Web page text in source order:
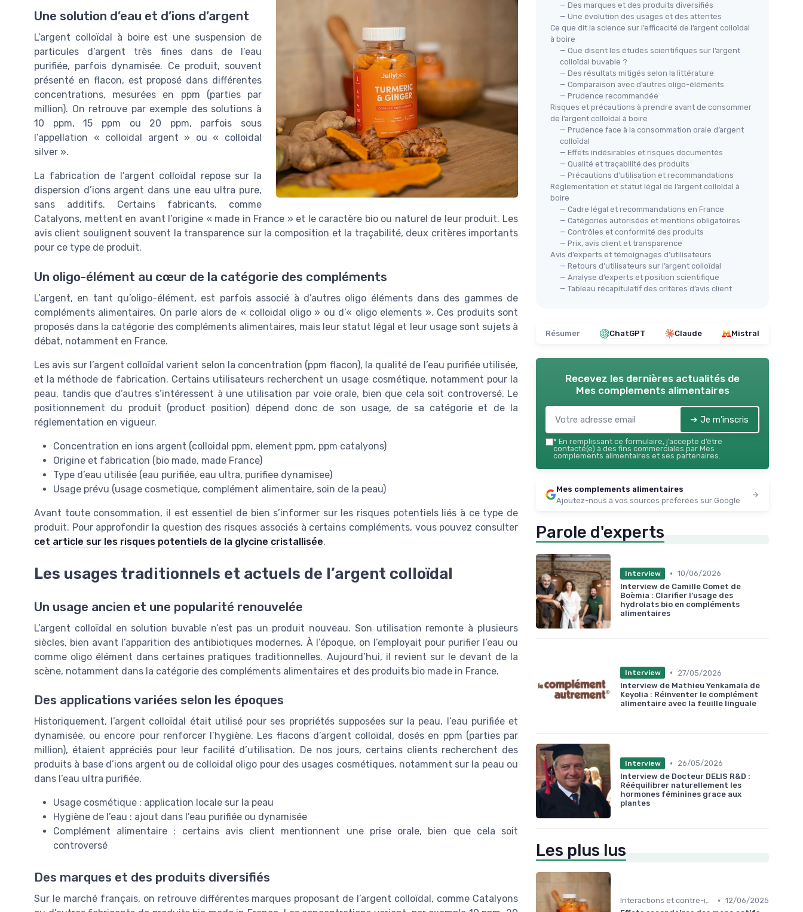
Une solution d’eau et d’ions d’argent
L’argent colloïdal à boire est une suspension de
particules d’argent très fines dans de l’eau
purifiée, parfois dynamisée. Ce produit, souvent
présenté en flacon, est proposé dans différentes
concentrations, mesurées en ppm (parties par
million). On retrouve par exemple des solutions à
10 ppm, 15 ppm ou 20 ppm, parfois sous
l’appellation « colloidal argent » ou « colloidal
silver ».
La fabrication de l’argent colloïdal repose sur la
dispersion d’ions argent dans une eau ultra pure,
sans additifs. Certains fabricants, comme
Catalyons, mettent en avant l’origine « made in France » et le caractère bio ou naturel de leur produit. Les
avis client soulignent souvent la transparence sur la composition et la traçabilité, deux critères importants
pour ce type de produit.
Un oligo-élément au cœur de la catégorie des compléments
L’argent, en tant qu’oligo-élément, est parfois associé à d’autres oligo éléments dans des gammes de
compléments alimentaires. On parle alors de « colloidal oligo » ou d’« oligo elements ». Ces produits sont
proposés dans la catégorie des compléments alimentaires, mais leur statut légal et leur usage sont sujets à
débat, notamment en France.
Les avis sur l’argent colloïdal varient selon la concentration (ppm flacon), la qualité de l’eau purifiée utilisée,
et la méthode de fabrication. Certains utilisateurs recherchent un usage cosmétique, notamment pour la
peau, tandis que d’autres s’intéressent à une utilisation par voie orale, bien que cela soit controversé. Le
positionnement du produit (product position) dépend donc de son usage, de sa catégorie et de la
réglementation en vigueur.
Concentration en ions argent (colloidal ppm, element ppm, ppm catalyons)
Origine et fabrication (bio made, made France)
Type d’eau utilisée (eau purifiée, eau ultra, purifiee dynamisee)
Usage prévu (usage cosmetique, complément alimentaire, soin de la peau)
Avant toute consommation, il est essentiel de bien s’informer sur les risques potentiels liés à ce type de
produit. Pour approfondir la question des risques associés à certains compléments, vous pouvez consulter
cet article sur les risques potentiels de la glycine cristallisée.
Les usages traditionnels et actuels de l’argent colloïdal
Un usage ancien et une popularité renouvelée
L’argent colloïdal en solution buvable n’est pas un produit nouveau. Son utilisation remonte à plusieurs
siècles, bien avant l’apparition des antibiotiques modernes. À l’époque, on l’employait pour purifier l’eau ou
comme oligo élément dans certaines pratiques traditionnelles. Aujourd’hui, il revient sur le devant de la
scène, notamment dans la catégorie des compléments alimentaires et des produits bio made in France.
Des applications variées selon les époques
Historiquement, l’argent colloïdal était utilisé pour ses propriétés supposées sur la peau, l’eau purifiée et
dynamisée, ou encore pour renforcer l’hygiène. Les flacons d’argent colloïdal, dosés en ppm (parties par
million), étaient appréciés pour leur facilité d’utilisation. De nos jours, certains clients recherchent des
produits à base d’ions argent ou de colloidal oligo pour des usages cosmétiques, notamment sur la peau ou
dans l’eau ultra purifiée.
Usage cosmétique : application locale sur la peau
Hygiène de l’eau : ajout dans l’eau purifiée ou dynamisée
Complément alimentaire : certains avis client mentionnent une prise orale, bien que cela soit
controversé
Des marques et des produits diversifiés
Sur le marché français, on retrouve différentes marques proposant de l’argent colloïdal, comme Catalyons
— Des marques et des produits diversifiés
— Une évolution des usages et des attentes
Ce que dit la science sur l’efficacité de l’argent colloïdal
à boire
— Que disent les études scientifiques sur l’argent
colloïdal buvable ?
— Des résultats mitigés selon la littérature
— Comparaison avec d’autres oligo-éléments
— Prudence recommandée
Risques et précautions à prendre avant de consommer
de l’argent colloïdal à boire
— Prudence face à la consommation orale d’argent
colloïdal
— Effets indésirables et risques documentés
— Qualité et traçabilité des produits
— Précautions d’utilisation et recommandations
Réglementation et statut légal de l’argent colloïdal à
boire
— Cadre légal et recommandations en France
— Catégories autorisées et mentions obligatoires
— Contrôles et conformité des produits
— Prix, avis client et transparence
Avis d’experts et témoignages d’utilisateurs
— Retours d’utilisateurs sur l’argent colloïdal
— Analyse d’experts et position scientifique
— Tableau récapitulatif des critères d’avis client
Résumer ChatGPT Claude Mistral
Recevez les dernières actualités de
Mes complements alimentaires
➔ Je m'inscris
* En remplissant ce formulaire, j’accepte d’être
contacté(e) à des fins commerciales par Mes
complements alimentaires et ses partenaires.
Mes complements alimentaires
Ajoutez-nous à vos sources préférées sur Google
Parole d'experts
Interview • 10/06/2026
Interview de Camille Comet de
Boèmia : Clarifier l’usage des
hydrolats bio en compléments
alimentaires
Interview •
27/05/2026
Interview de Mathieu Yenkamala de
Keyolia : Réinventer le complément
alimentaire avec la feuille linguale
Interview •
26/05/2026
Interview de Docteur DELIS R&D :
Rééquilibrer naturellement les
hormones féminines grace aux
plantes
Les plus lus
Interactions et contre-indications • 12/06/2025